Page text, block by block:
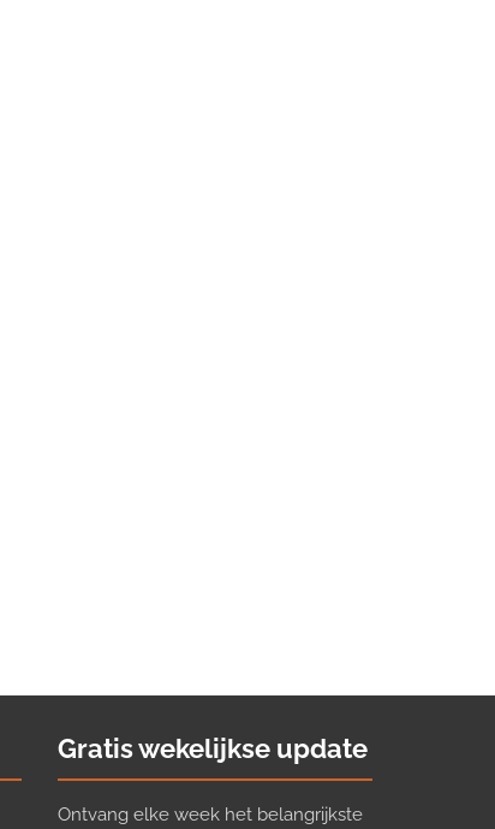
Gratis wekelijkse update
Ontvang elke week het belangrijkste